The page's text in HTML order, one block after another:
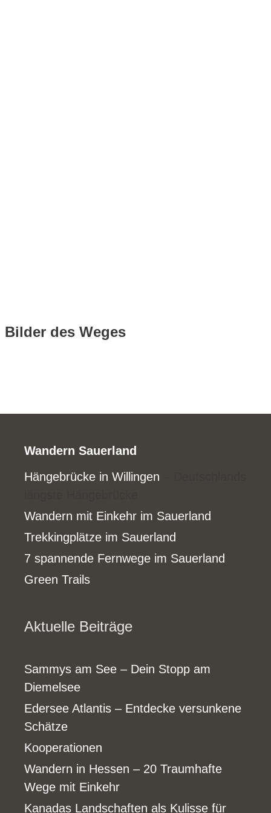
Bilder des Weges
Wandern Sauerland
Hängebrücke in Willingen
Wandern mit Einkehr im Sauerland
Trekkingplätze im Sauerland
7 spannende Fernwege im Sauerland
Green Trails
Aktuelle Beiträge
Sammys am See – Dein Stopp am
Diemelsee
Edersee Atlantis – Entdecke versunkene
Schätze
Kooperationen
Wandern in Hessen – 20 Traumhafte
Wege mit Einkehr
Kanadas Landschaften als Kulisse für